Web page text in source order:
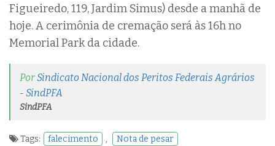
Figueiredo, 119, Jardim Simus) desde a manhã de
hoje. A cerimônia de cremação será às 16h no
Memorial Park da cidade.
PorSindicato Nacional dos Peritos Federais Agrários
- SindPFA
SindPFA
Tags: falecimento , Nota de pesar